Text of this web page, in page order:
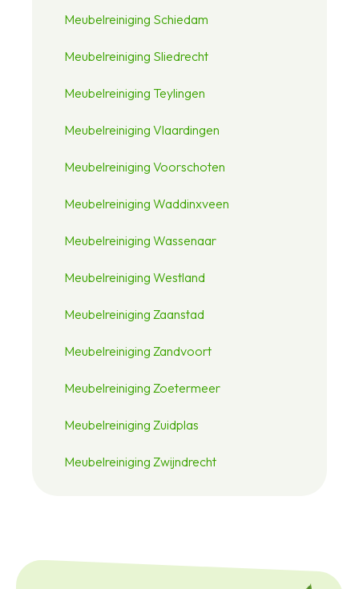
Meubelreiniging Schiedam
Meubelreiniging Sliedrecht
Meubelreiniging Teylingen
Meubelreiniging Vlaardingen
Meubelreiniging Voorschoten
Meubelreiniging Waddinxveen
Meubelreiniging Wassenaar
Meubelreiniging Westland
Meubelreiniging Zaanstad
Meubelreiniging Zandvoort
Meubelreiniging Zoetermeer
Meubelreiniging Zuidplas
Meubelreiniging Zwijndrecht